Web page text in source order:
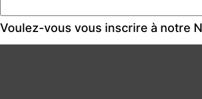
Voulez-vous vous inscrire à notre